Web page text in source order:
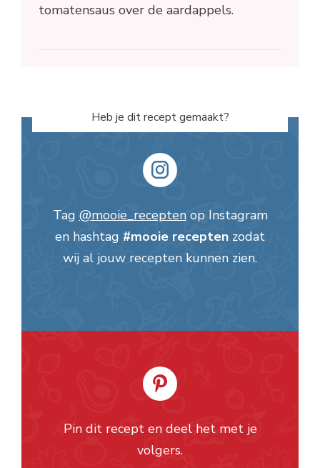
tomatensaus over de aardappels.
Heb je dit recept gemaakt?
Tag @mooie_receptenop Instagram
en hashtag #mooie recepten zodat
wij al jouw recepten kunnen zien.
Pin dit recept en deel het met je
volgers.